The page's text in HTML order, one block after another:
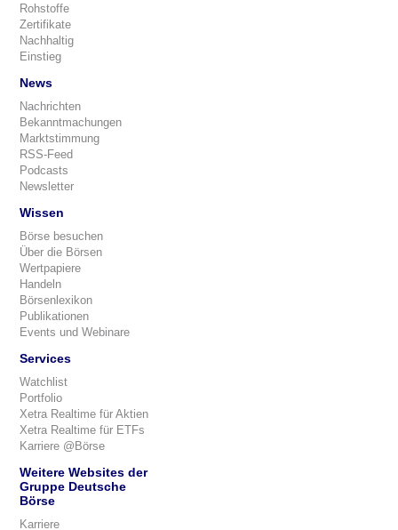
Rohstoffe
Zertifikate
Nachhaltig
Einstieg
News
Nachrichten
Bekanntmachungen
Marktstimmung
RSS-Feed
Podcasts
Newsletter
Wissen
Börse besuchen
Über die Börsen
Wertpapiere
Handeln
Börsenlexikon
Publikationen
Events und Webinare
Services
Watchlist
Portfolio
Xetra Realtime für Aktien
Xetra Realtime für ETFs
Karriere @Börse
Weitere Websites der
Gruppe Deutsche
Börse
Karriere